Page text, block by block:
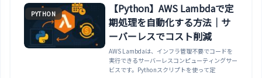
PYTHON
【Python】AWS Lambdaで定
期処理を自動化する方法｜サ
ーバーレスでコスト削減
AWS Lambdaは、インフラ管理不要でコードを
実行できるサーバーレスコンピューティングサー
ビスです。Pythonスクリプトを使って定